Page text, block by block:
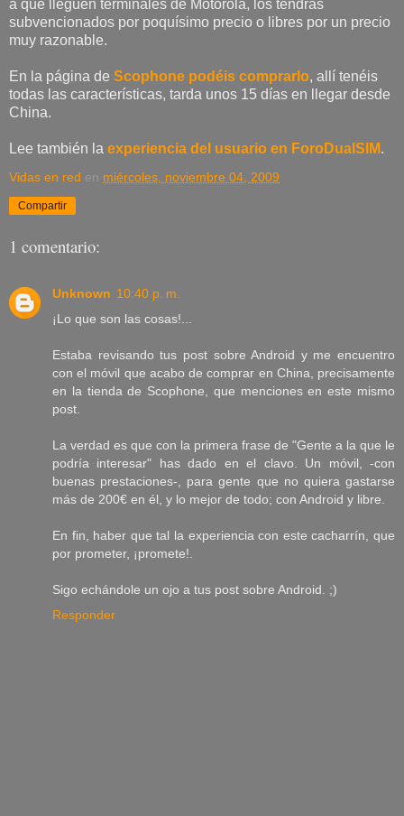
a que lleguen terminales de Motorola, los tendrás
subvencionados por poquísimo precio o libres por un precio
muy razonable.
En la página de Scophone podéis comprarlo, allí tenéis
todas las características, tarda unos 15 días en llegar desde
China.
Lee también la experiencia del usuario en ForoDualSIM.
Vidas en red en miércoles, noviembre 04, 2009
Compartir
1 comentario:
Unknown 10:40 p. m.
¡Lo que son las cosas!...
Estaba revisando tus post sobre Android y me encuentro
con el móvil que acabo de comprar en China, precisamente
en la tienda de Scophone, que menciones en este mismo
post.
La verdad es que con la primera frase de "Gente a la que le
podría interesar" has dado en el clavo. Un móvil, -con
buenas prestaciones-, para gente que no quiera gastarse
más de 200€ en él, y lo mejor de todo; con Android y libre.
En fin, haber que tal la experiencia con este cacharrín, que
por prometer, ¡promete!.
Sigo echándole un ojo a tus post sobre Android. ;)
Responder